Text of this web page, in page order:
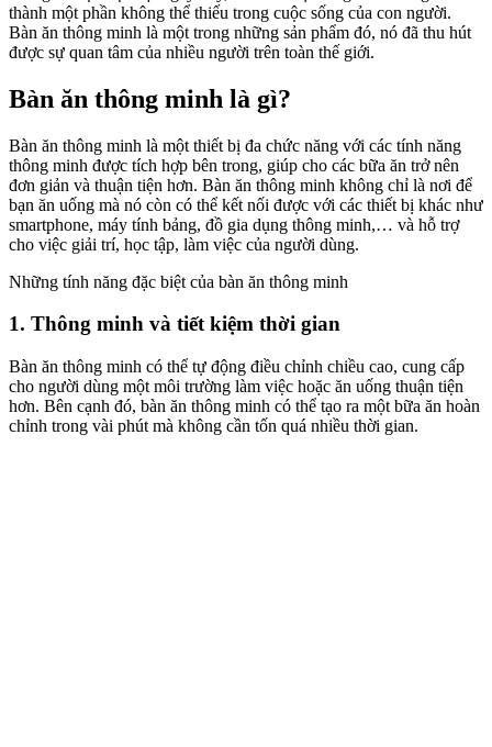
thành một phần không thể thiếu trong cuộc sống của con người.
Bàn ăn thông minh là một trong những sản phẩm đó, nó đã thu hút
được sự quan tâm của nhiều người trên toàn thế giới.
Bàn ăn thông minh là gì?
Bàn ăn thông minh là một thiết bị đa chức năng với các tính năng
thông minh được tích hợp bên trong, giúp cho các bữa ăn trở nên
đơn giản và thuận tiện hơn. Bàn ăn thông minh không chỉ là nơi để
bạn ăn uống mà nó còn có thể kết nối được với các thiết bị khác như
smartphone, máy tính bảng, đồ gia dụng thông minh,… và hỗ trợ
cho việc giải trí, học tập, làm việc của người dùng.
Những tính năng đặc biệt của bàn ăn thông minh
1. Thông minh và tiết kiệm thời gian
Bàn ăn thông minh có thể tự động điều chỉnh chiều cao, cung cấp
cho người dùng một môi trường làm việc hoặc ăn uống thuận tiện
hơn. Bên cạnh đó, bàn ăn thông minh có thể tạo ra một bữa ăn hoàn
chỉnh trong vài phút mà không cần tốn quá nhiều thời gian.